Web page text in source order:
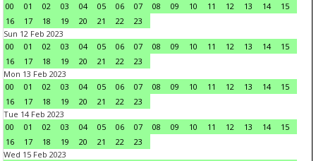
00
01 02 03 04 05 06 07 08 09 10 11 12 13 14
15
16
17 18 19 20 21 22
23
Sun 12 Feb 2023
00
01 02 03 04 05 06 07 08 09 10 11 12 13 14
15
16
17 18 19 20 21 22
23
Mon 13 Feb 2023
00
01 02 03 04 05 06 07 08 09 10 11 12 13 14
15
16
17 18 19 20 21 22
23
Tue 14 Feb 2023
00
01 02 03 04 05 06 07 08 09 10 11 12 13 14
15
16
17 18 19 20 21 22
23
Wed 15 Feb 2023